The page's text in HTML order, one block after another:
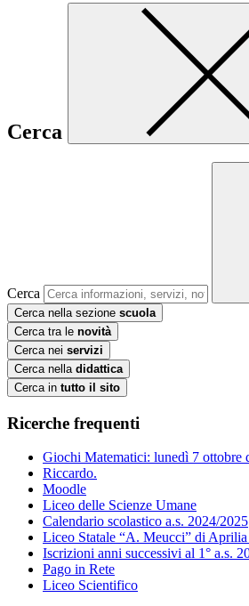
Cerca
Cerca
Cerca nella sezione scuola
Cerca tra le novità
Cerca nei servizi
Cerca nella didattica
Cerca in tutto il sito
Ricerche frequenti
Giochi Matematici: lunedì 7 ottobre
Riccardo.
Moodle
Liceo delle Scienze Umane
Calendario scolastico a.s. 2024/2025
Liceo Statale “A. Meucci” di
Iscrizioni anni successivi al 1° a.s.
Pago in Rete
Liceo Scientifico